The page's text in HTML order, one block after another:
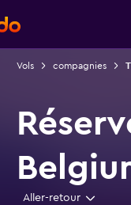
Vols compagnies
Aller-retour